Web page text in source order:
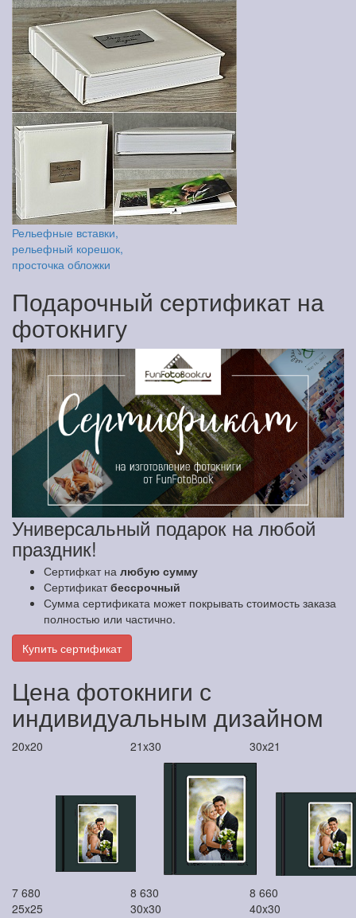
Рельефные вставки,
рельефный корешок,
просточка обложки
Подарочный сертификат на
фотокнигу
Универсальный подарок на любой
праздник!
Сертифкат на любую сумму
Сертификатбессрочный
Сумма сертификата может покрывать стоимость заказа
полностью или частично.
Купить сертификат
Цена фотокниги с
индивидуальным дизайном
20x20
7 680
21x30
8 630
30x21
8 660
25x25
30x30 40x30